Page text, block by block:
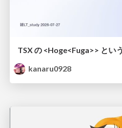
kanaru0928